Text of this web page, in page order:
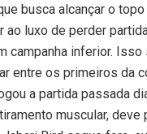
busca alcançar o
ao luxo de perder
campanha inferior. Isso
entre os primeiros da
a partida passada
muscular, deve